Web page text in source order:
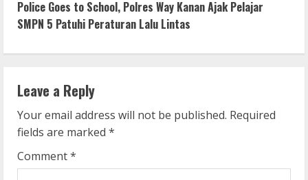
t
i
n
u
e
R
Police Goes to School, Polres Way Kanan Ajak Pelajar
SMPN 5 Patuhi Peraturan Lalu Lintas
Leave a Reply
Your email address will not be published. Required
fields are marked *
Comment*